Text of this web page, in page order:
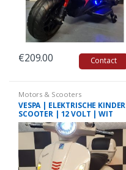
€209.00 Contact
Motors & Scooters
VESPA | ELEKTRISCHE KINDER
SCOOTER | 12 VOLT | WIT